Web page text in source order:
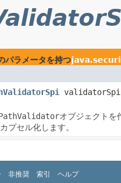
パラメータを持つ
オブジェクトを
プセル化します。
非推奨 索引 ヘルプ